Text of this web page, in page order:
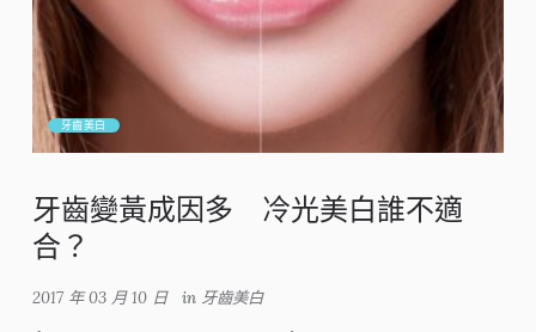
牙齒美白
牙齒變黃成因多 冷光美白誰不適
合？
2017 年 03 月 10 日 in 牙齒美白